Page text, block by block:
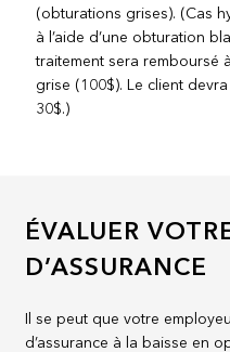
(obturations grises). (Cas
à l’aide d’une obturation
traitement sera remboursé
grise (100$). Le client
30$.)
ÉVALUER
D’ASSURANCE
Il se peut que votre
d’assurance à la baisse en